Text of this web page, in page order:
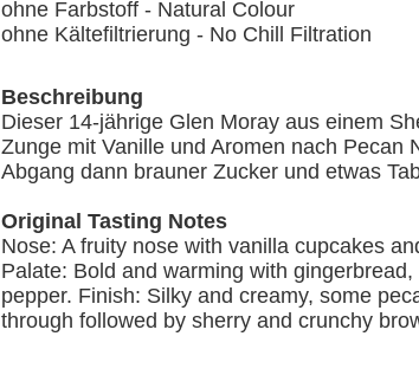
ohne Farbstoff - Natural Colour
ohne Kältefiltrierung - No Chill Filtration
Beschreibung
Dieser 14-jährige Glen Moray aus einem
Zunge mit Vanille und Aromen nach Pecan
Abgang dann brauner Zucker und etwas
Original Tasting Notes
Nose: A fruity nose with vanilla cupcakes
Palate: Bold and warming with
pepper. Finish: Silky and creamy, some
through followed by sherry and crunchy